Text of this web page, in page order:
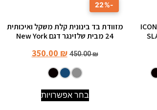
מזוודות טרולי בד קטנה "19 דגם ICON
-22%
מזוודת בד בינונית קלת משקל ואיכותית
24 מבית שלזינגר דגם New York
450.00₪
350.00 ₪
בחר אפשרויות